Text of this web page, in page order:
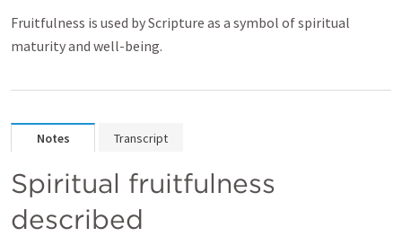
Fruitfulness is used by Scripture as a symbol of spiritual
maturity and well-being.
Notes Transcript
Spiritual fruitfulness
described